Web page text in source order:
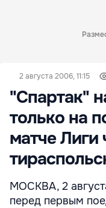
2 августа 2006, 11:15
"Спартак"
только на
матче Лиги
МОСКВА, 2
перед первым